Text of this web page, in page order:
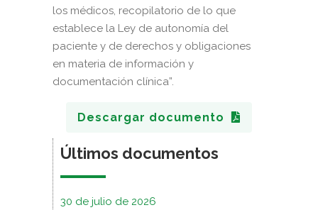
los médicos, recopilatorio de lo que
establece la Ley de autonomía del
paciente y de derechos y obligaciones
en materia de información y
documentación clínica”.
Descargar documento
Últimos documentos
30 de julio de 2026